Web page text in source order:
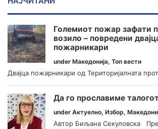
Големиот пожар зафати
возило – повредени
пожарникари
under Македонија, Топ вести
Двајца пожарникари од Територијалната
Да го прославиме
under Актуелно, Избор,
Автор Биљана Секуловска